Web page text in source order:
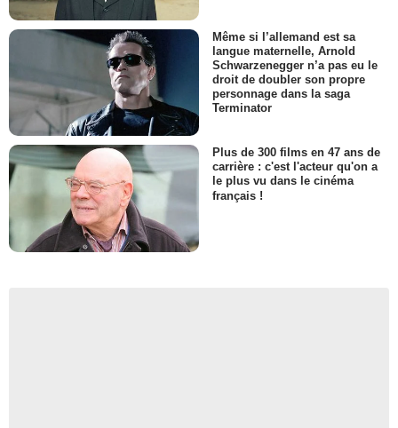
Même si l’allemand est sa
langue maternelle, Arnold
Schwarzenegger n’a pas eu le
droit de doubler son propre
personnage dans la saga
Terminator
Plus de 300 films en 47 ans de
carrière : c'est l'acteur qu'on a
le plus vu dans le cinéma
français !